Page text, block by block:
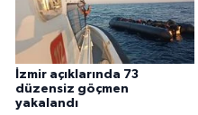
İzmir açıklarında 73
düzensiz göçmen
yakalandı